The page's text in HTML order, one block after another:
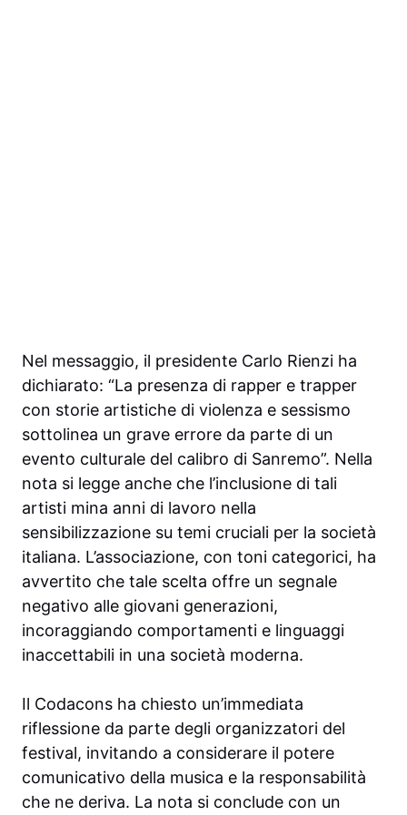
Nel messaggio, il presidente Carlo Rienzi ha
dichiarato: “La presenza di rapper e trapper
con storie artistiche di violenza e sessismo
sottolinea un grave errore da parte di un
evento culturale del calibro di Sanremo”. Nella
nota si legge anche che l’inclusione di tali
artisti mina anni di lavoro nella
sensibilizzazione su temi cruciali per la società
italiana. L’associazione, con toni categorici, ha
avvertito che tale scelta offre un segnale
negativo alle giovani generazioni,
incoraggiando comportamenti e linguaggi
inaccettabili in una società moderna.
Il Codacons ha chiesto un’immediata
riflessione da parte degli organizzatori del
festival, invitando a considerare il potere
comunicativo della musica e la responsabilità
che ne deriva. La nota si conclude con un